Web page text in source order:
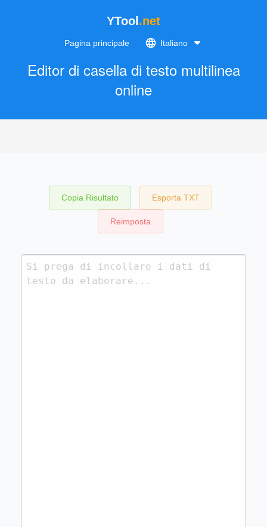
YTool .net
Pagina principale Italiano
Editor di casella di testo multilinea
online
Copia Risultato Esporta TXT
Reimposta